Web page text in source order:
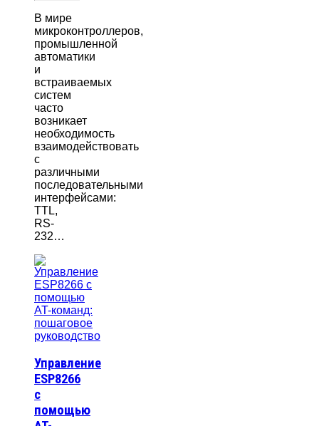
В мире
микроконтроллеров,
промышленной
автоматики
и
встраиваемых
систем
часто
возникает
необходимость
взаимодействовать
с
различными
последовательными
интерфейсами:
TTL,
RS-
232…
Управление
ESP8266
с
помощью